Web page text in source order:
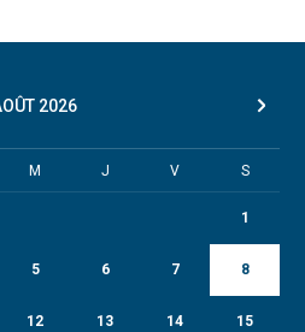
2026
M J V S
1
5 6 7 8
12 13 14 15